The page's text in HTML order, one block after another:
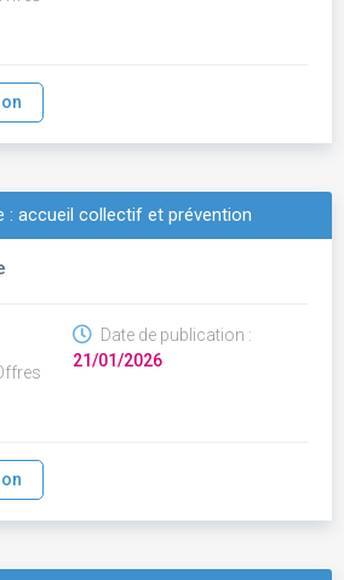
: accueil collectif et prévention
Date de publication :
21/01/2026